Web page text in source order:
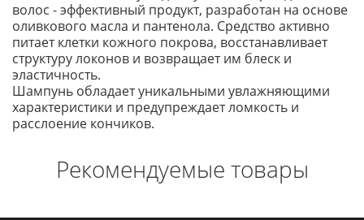
волос - эффективный продукт, разработан на основе
оливкового масла и пантенола. Средство активно
питает клетки кожного покрова, восстанавливает
структуру локонов и возвращает им блеск и
эластичность.
Шампунь обладает уникальными увлажняющими
характеристики и предупреждает ломкость и
расслоение кончиков.
Рекомендуемые товары